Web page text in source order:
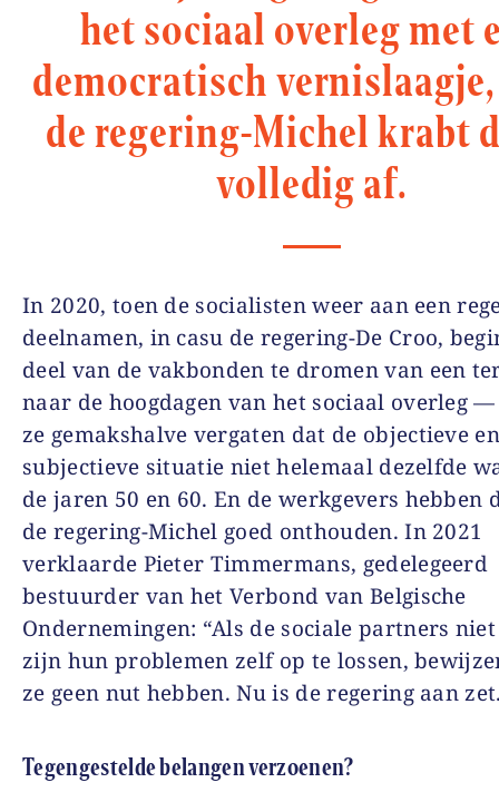
het sociaal overleg met
democratisch
de regering-Michel krabt
volledig af.
In 2020, toen de socialisten weer aan een
deelnamen, in casu de regering-De Croo,
deel van de vakbonden te dromen van een
naar de hoogdagen van het sociaal overleg
ze gemakshalve vergaten dat de objectieve
subjectieve situatie niet helemaal dezelfde
de jaren 50 en 60. En de werkgevers hebben
de regering-Michel goed onthouden. In 2021
verklaarde Pieter Timmermans, gedelegeerd
bestuurder van het Verbond van Belgische
Ondernemingen: “Als de sociale partners
zijn hun problemen zelf op te lossen,
ze geen nut hebben. Nu is de regering aan
Tegengestelde belangen verzoenen?